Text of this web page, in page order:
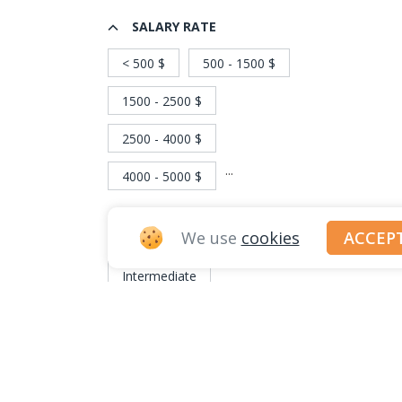
SALARY RATE
< 500 $ 500 - 1500 $
1500 - 2500 $
2500 - 4000 $
4000 - 5000 $ ...
ENGLISH
Intermediate
We use cookies